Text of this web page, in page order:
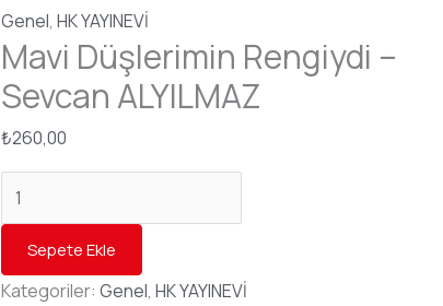
Genel, HK YAYINEVİ
Mavi Düşlerimin Rengiydi –
Sevcan ALYILMAZ
₺260,00
Sepete Ekle
Kategoriler: Genel, HK YAYINEVİ